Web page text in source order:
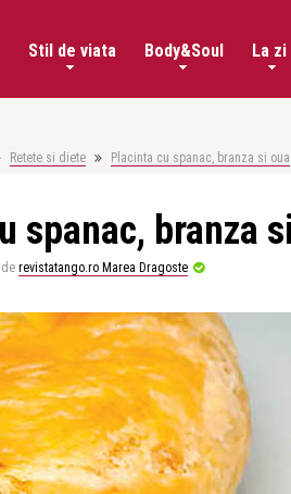
Stil de viata Body&Soul La zi
Retete si diete Placinta cu spanac, branza si oua
spanac, branza
de revistatango.ro Marea Dragoste